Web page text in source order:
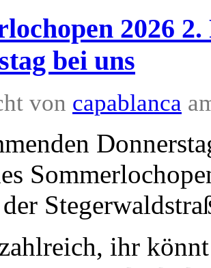
2026
bei uns
von capablanca
ihr